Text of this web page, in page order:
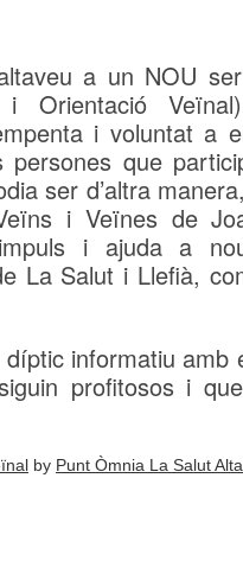
a un NOU
Orientació
i voluntat a
que
ser d’altra
i Veïnes de
i ajuda a
La Salut i Llefià,
informatiu amb
profitosos i
by Punt Òmnia La Salut Alta